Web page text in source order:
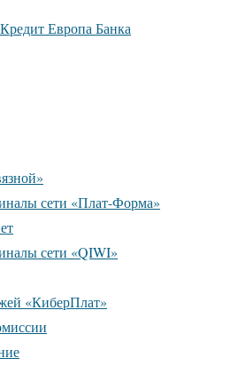
Европа Банка
сети «Плат-Форма»
сети «QIWI»
«КиберПлат»